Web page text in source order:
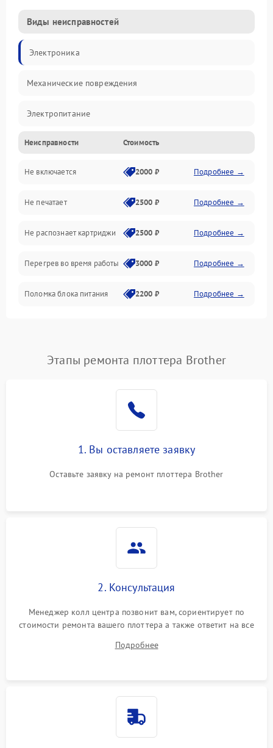
Виды неисправностей
Электроника
Механические повреждения
Электропитание
Работа системы
Механика
Оптика
Программное обеспечение
Корпус/Герметичность
Интерфейсы
Неисправности Стоимость
Не включается 2000 ₽ Подробнее →
Не печатает 2500 ₽ Подробнее →
Не распознает картриджи 2500 ₽ Подробнее →
Перегрев во время работы 3000 ₽ Подробнее →
Поломка блока питания 2200 ₽ Подробнее →
Этапы ремонта плоттера Brother
1. Вы оставляете заявку
Оставьте заявку на ремонт плоттера Brother
2. Консультация
Менеджер колл центра позвонит вам, сориентирует по
стоимости ремонта вашего плоттера а также ответит на все
Подробнее